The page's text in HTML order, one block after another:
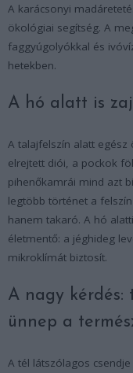
A karácsonyi
ökológiai segítség. A
faggyúgolyókkal és
hetekben.
A hó alatt is
A talajfelszín alatt
elrejtett diói, a pockok
pihenőkamrái mind azt
legtöbb történet a
hanem takaró. A hó
életmentő: a jéghideg
mikroklímát biztosít.
A nagy kérdés:
ünnep a
A tél látszólagos